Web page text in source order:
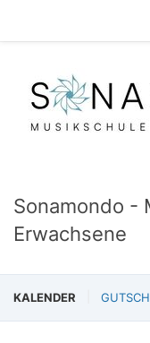
Sonamondo -
Erwachsene
KALENDER